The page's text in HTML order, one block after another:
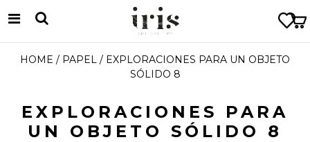
HOME / PAPEL / EXPLORACIONES PARA UN OBJETO
SÓLIDO 8
EXPLORACIONES PARA
UN OBJETO SÓLIDO 8